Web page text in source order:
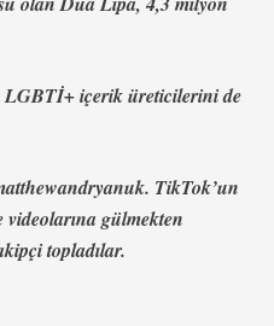
içerik üreticilerini de
TikTok’un
gülmekten
topladılar.